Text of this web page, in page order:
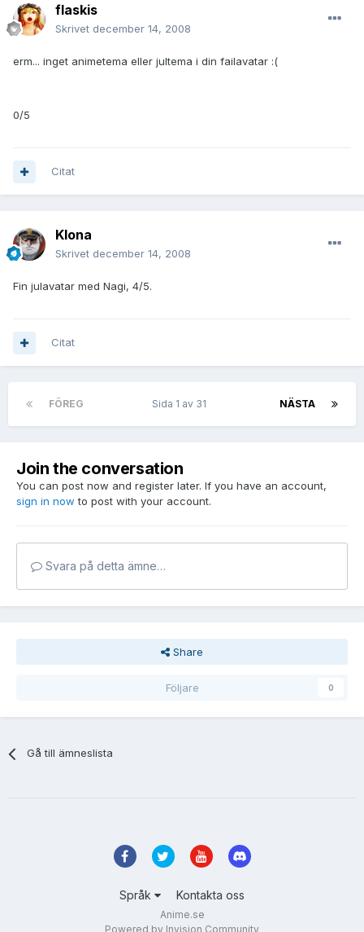
flaskis
Skrivet december 14, 2008
erm... inget animetema eller jultema i din failavatar :(
0/5
Citat
Klona
Skrivet december 14, 2008
Fin julavatar med Nagi, 4/5.
Citat
FÖREG NÄSTA
Sida 1 av 31
Join the conversation
You can post now and register later. If you have an account,
sign in now to post with your account.
Svara på detta ämne…
Share
Följare 0
Gå till ämneslista
Språk Kontakta oss
Anime.se
Powered by Invision Community